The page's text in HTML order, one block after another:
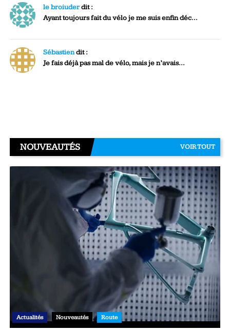
le broiuderdit :
Ayant toujours fait du vélo je me suis enfin déc...
Sébastiendit :
Je fais déjà pas mal de vélo, mais je n’avais...
NOUVEAUTÉS VOIR TOUT
Actualités Nouveautés Route